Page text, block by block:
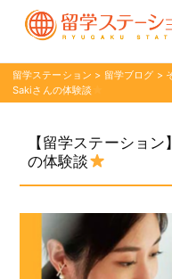
留学ステーション > 留学ブログ >
Sakiさんの体験談
【留学ステーショ
の体験談